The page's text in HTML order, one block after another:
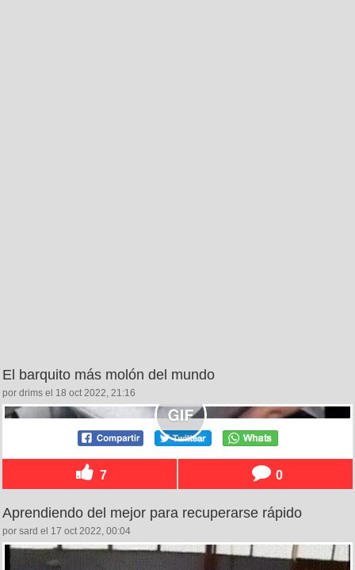
El barquito más molón del mundo
por drims el 18 oct 2022, 21:16
7 0
Aprendiendo del mejor para recuperarse rápido
por sard el 17 oct 2022, 00:04